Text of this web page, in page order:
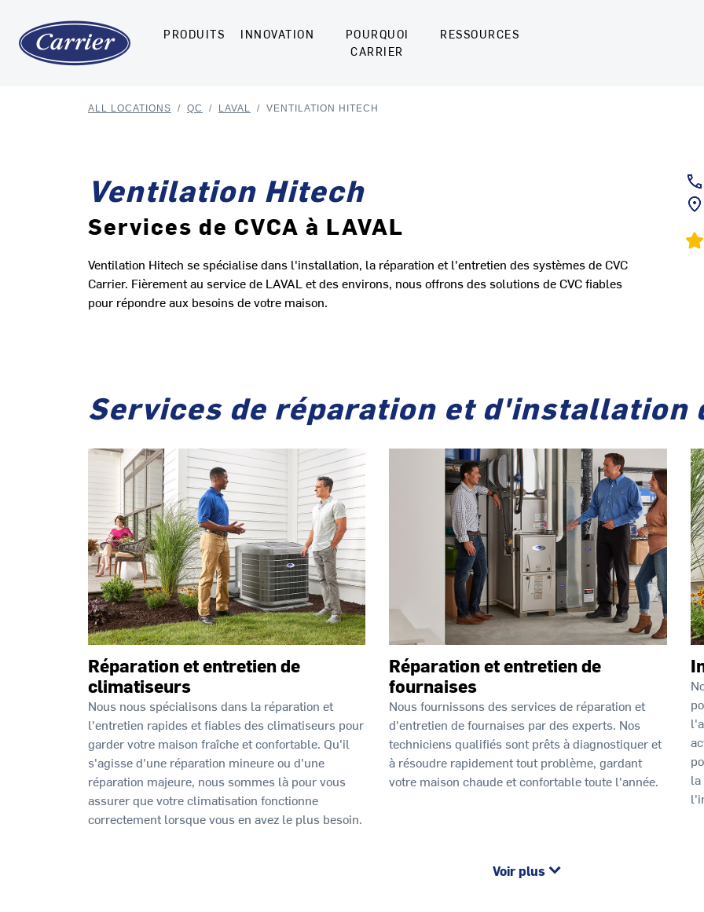
PRODUITS INNOVATION
POURQUOI
CARRIER
RESSOURCES
ALL LOCATIONS / QC / LAVAL / VENTILATION HITECH
Ventilation Hitech
Services de CVCA à LAVAL
Ventilation Hitech se spécialise dans l'installation, la réparation et l'entretien des systèmes de CVC
Carrier. Fièrement au service de LAVAL et des environs, nous offrons des solutions de CVC fiables
pour répondre aux besoins de votre maison.
Services de réparation et d'installation
Réparation et entretien de
climatiseurs
Nous nous spécialisons dans la réparation et
l'entretien rapides et fiables des climatiseurs pour
garder votre maison fraîche et confortable. Qu'il
s'agisse d'une réparation mineure ou d'une
réparation majeure, nous sommes là pour vous
assurer que votre climatisation fonctionne
correctement lorsque vous en avez le plus besoin.
Réparation et entretien de
fournaises
Nous fournissons des services de réparation et
d'entretien de fournaises par des experts. Nos
techniciens qualifiés sont prêts à diagnostiquer et
à résoudre rapidement tout problème, gardant
votre maison chaude et confortable toute l'année.
la
Voir plus